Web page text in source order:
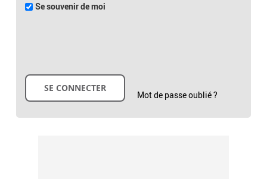
Se souvenir de moi
Mot de passe oublié ?